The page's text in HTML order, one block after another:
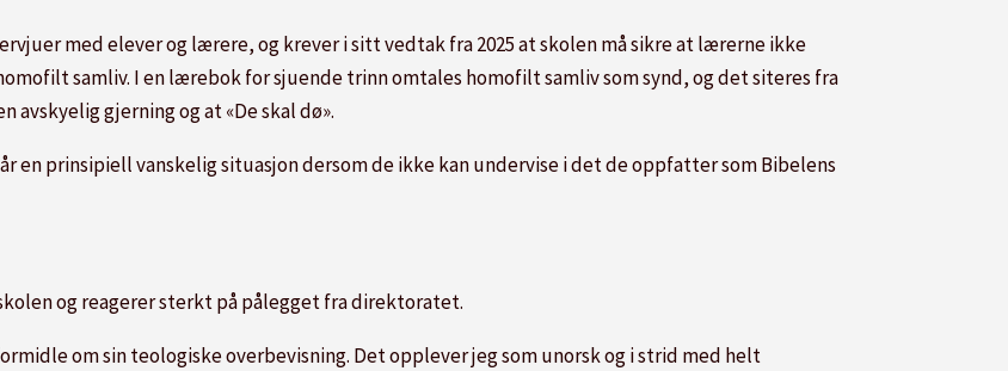
med elever og lærere, og krever i sitt vedtak fra 2025 at skolen må sikre at lærerne ikke
samliv. I en lærebok for sjuende trinn omtales homofilt samliv som synd, og det siteres fra
gjerning og at «De skal dø».
en prinsipiell vanskelig situasjon dersom de ikke kan undervise i det de oppfatter som Bibelens
og reagerer sterkt på pålegget fra direktoratet.
om sin teologiske overbevisning. Det opplever jeg som unorsk og i strid med helt